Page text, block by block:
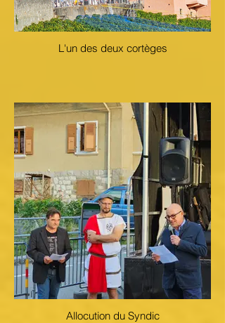
L'un des deux cortèges
Allocution du Syndic